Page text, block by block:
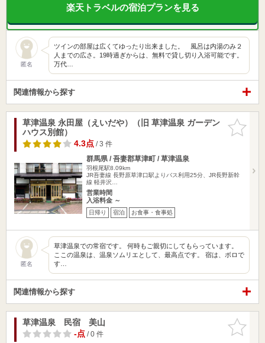
楽天トラベルの宿泊プランを見る
匿名
ツインの部屋は広くてゆったり出来ました。 風呂は内湯のみ２
人までの広さ。19時過ぎからは、無料で貸し切り入浴可能です。
万代…
関連情報から探す
お気に入
りに追加
草津温泉 永田屋（えいだや）（旧 草津温泉 ガーデン
ハウス別館）
4.3点/ 3 件
群馬県 / 吾妻郡草津町 / 草津温泉
羽根尾駅8.09km
JR吾妻線 長野原草津口駅よりバス利用25分、JR長野新幹
線 軽井沢…
営業時間
入浴料金 ～
日帰り 宿泊 お食事・食事処
匿名
草津温泉での常宿です。 何時もご親切にしてもらっています。
ここの温泉は、温泉ソムリエとして、最高点です。 宿は、ボロで
す…
関連情報から探す
お気に入
りに追加
草津温泉 民宿 美山
-点/ 0 件